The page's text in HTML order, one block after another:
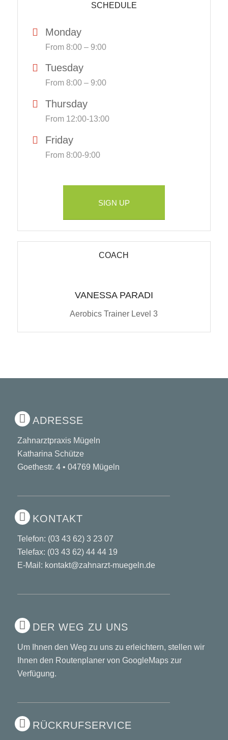
SCHEDULE
Monday
From 8:00 – 9:00
Tuesday
From 8:00 – 9:00
Thursday
From 12:00-13:00
Friday
From 8:00-9:00
SIGN UP
COACH
VANESSA PARADI
Aerobics Trainer Level 3
ADRESSE
Zahnarztpraxis Mügeln
Katharina Schütze
Goethestr. 4 • 04769 Mügeln
KONTAKT
Telefon: (03 43 62) 3 23 07
Telefax: (03 43 62) 44 44 19
E-Mail: kontakt@zahnarzt-muegeln.de
DER WEG ZU UNS
Um Ihnen den Weg zu uns zu erleichtern, stellen wir
Ihnen den Routenplaner von GoogleMapszur
Verfügung.
RÜCKRUFSERVICE